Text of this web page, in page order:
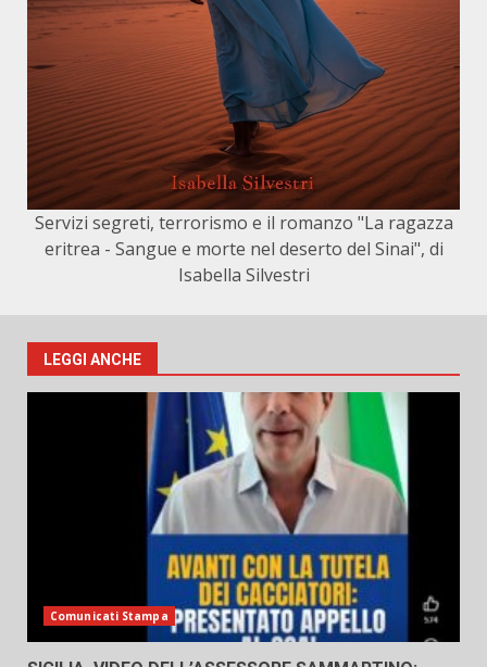
Servizi segreti, terrorismo e il romanzo "La ragazza
eritrea - Sangue e morte nel deserto del Sinai", di
Isabella Silvestri
LEGGI ANCHE
Comunicati Stampa